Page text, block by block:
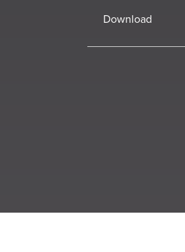
Download